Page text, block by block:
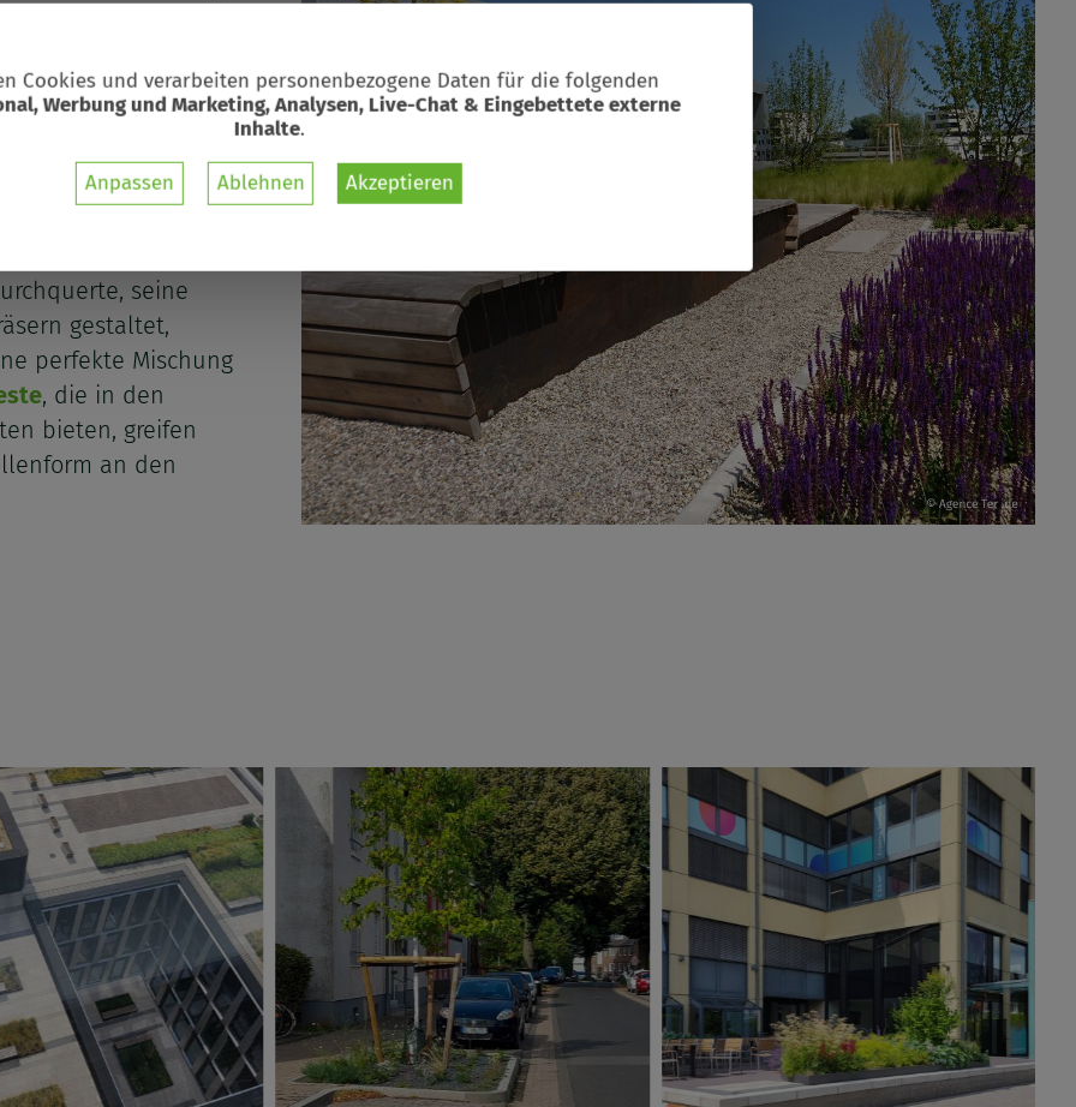
Suchbegriff
für Entspannung
Gärten
ist der „Jardin
m tiefer
der vor der
seine
gestaltet,
perfekte Mischung
, die in den
bieten, greifen
an den
Cookies und verarbeiten personenbezogene Daten für die folgenden
Werbung und Marketing, Analysen, Live-Chat & Eingebettete externe
Inhalte.
Anpassen Ablehnen Akzeptieren